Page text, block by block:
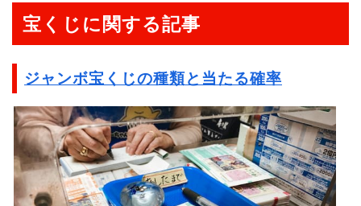
宝くじに関する記事
ジャンボ宝くじの種類と当たる確率